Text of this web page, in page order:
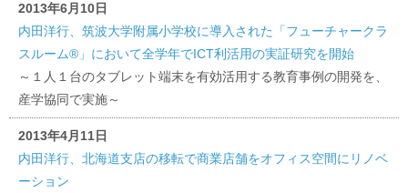
2013年6月10日
内田洋行、筑波大学附属小学校に導入された「フューチャークラ
スルーム®」において全学年でICT利活用の実証研究を開始
～１人１台のタブレット端末を有効活用する教育事例の開発を、
産学協同で実施～
2013年4月11日
内田洋行、北海道支店の移転で商業店舗をオフィス空間にリノベ
ーション